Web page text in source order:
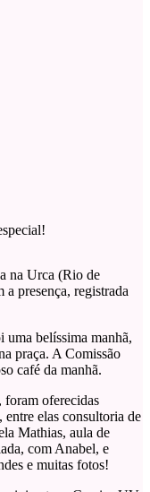
na Urca (Rio de
presença, registrada
uma belíssima manhã,
praça. A Comissão
café da manhã.
foram oferecidas
entre elas consultoria de
Mathias, aula de
com Anabel, e
e muitas fotos!